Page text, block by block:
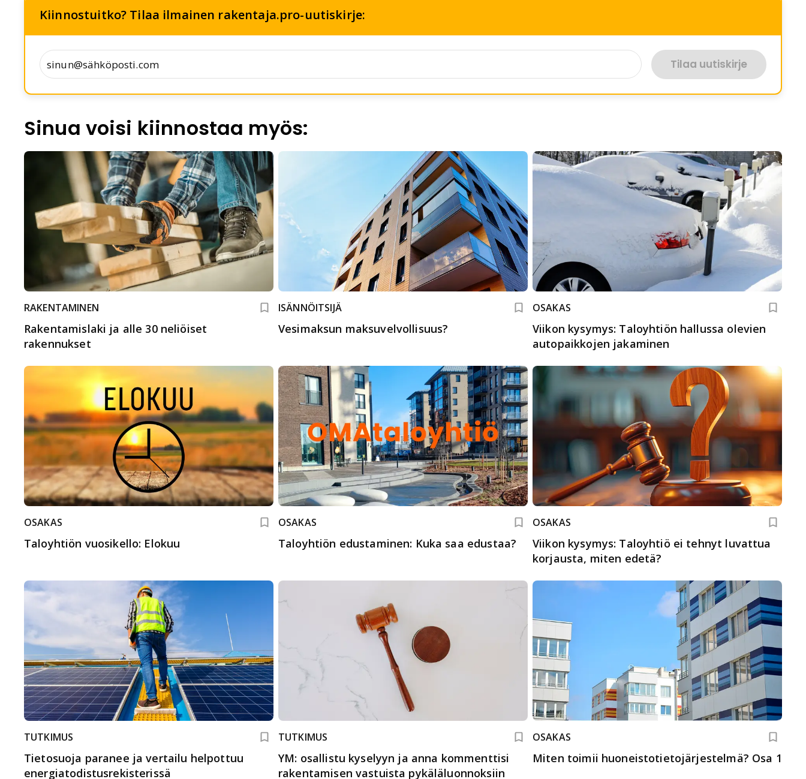
Kiinnostuitko? Tilaa ilmainen rakentaja.pro-uutiskirje:
Tilaa uutiskirje
Sinua voisi kiinnostaa myös:
RAKENTAMINEN
Rakentamislaki ja alle 30 neliöiset
rakennukset
ISÄNNÖITSIJÄ
Vesimaksun maksuvelvollisuus?
OSAKAS
Viikon kysymys: Taloyhtiön hallussa olevien
autopaikkojen jakaminen
OSAKAS
Taloyhtiön vuosikello: Elokuu
OSAKAS
Taloyhtiön edustaminen: Kuka saa edustaa?
OSAKAS
Viikon kysymys: Taloyhtiö ei tehnyt luvattua
korjausta, miten edetä?
TUTKIMUS
Tietosuoja paranee ja vertailu helpottuu
energiatodistus­rekisterissä
TUTKIMUS
YM: osallistu kyselyyn ja anna kommenttisi
rakentamisen vastuista pykäläluonnoksiin
OSAKAS
Miten toimii huoneisto­tieto­järjestelmä? Osa 1